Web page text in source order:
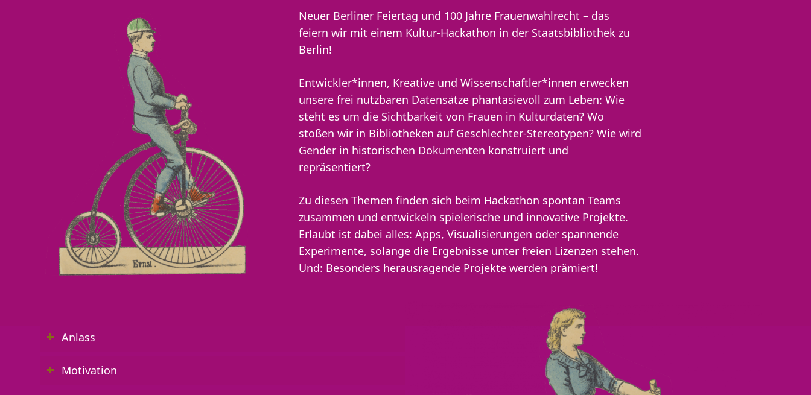
Neuer Berliner Feiertag und 100 Jahre Frauenwahlrecht – das
feiern wir mit einem Kultur-Hackathon in der Staatsbibliothek zu
Berlin!
Entwickler*innen, Kreative und Wissenschaftler*innen erwecken
unsere frei nutzbaren Datensätze phantasievoll zum Leben: Wie
steht es um die Sichtbarkeit von Frauen in Kulturdaten? Wo
stoßen wir in Bibliotheken auf Geschlechter-Stereotypen? Wie wird
Gender in historischen Dokumenten konstruiert und
repräsentiert?
Zu diesen Themen finden sich beim Hackathon spontan Teams
zusammen und entwickeln spielerische und innovative Projekte.
Erlaubt ist dabei alles: Apps, Visualisierungen oder spannende
Experimente, solange die Ergebnisse unter freien Lizenzen stehen.
Und: Besonders herausragende Projekte werden prämiert!
Anlass
Motivation